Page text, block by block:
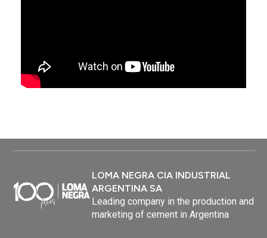
LOMA NEGRA CIA INDUSTRIAL
ARGENTINA SA
Leading company in the production and
marketing of cement in Argentina